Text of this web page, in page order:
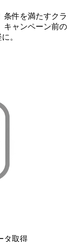
条件を満たすクラ
キャンペーン前の
。
タ取得